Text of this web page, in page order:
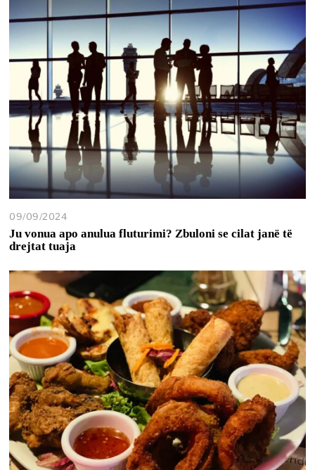
09/09/2024
Ju vonua apo anulua fluturimi? Zbuloni se cilat janë të
drejtat tuaja